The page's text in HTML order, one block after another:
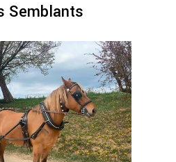
Semblants